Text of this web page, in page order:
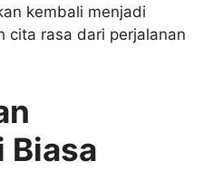
kembali menjadi
cita rasa dari perjalanan
Biasa